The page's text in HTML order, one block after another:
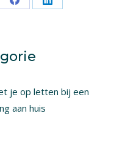
Share Share
je op letten bij een
aan huis